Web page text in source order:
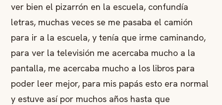
ver bien el pizarrón en la escuela, confundía
letras, muchas veces se me pasaba el camión
para ir a la escuela, y tenía que irme caminando,
para ver la televisión me acercaba mucho a la
pantalla, me acercaba mucho a los libros para
poder leer mejor, para mis papás esto era normal
y estuve así por muchos años hasta que